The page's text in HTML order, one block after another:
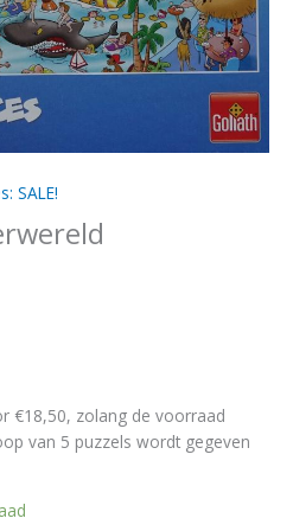
SALE!
€18,50, zolang de voorraad
van 5 puzzels wordt gegeven